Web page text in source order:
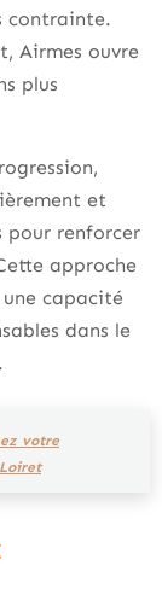
contrainte.
Airmes ouvre
plus
et
pour renforcer
approche
capacité
dans le
votre